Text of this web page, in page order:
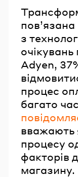
з
Adyen,
процес
багато
вважають
процесу
факторів
магазину.